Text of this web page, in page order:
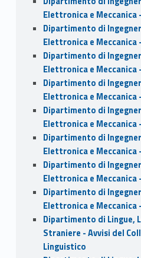
Elettronica e Meccanica
Dipartimento di
Elettronica e Meccanica
Dipartimento di
Elettronica e Meccanica
Dipartimento di
Elettronica e Meccanica
Dipartimento di
Elettronica e Meccanica
Dipartimento di
Elettronica e
Dipartimento di
Elettronica e
Dipartimento di
Elettronica e Meccanica
Dipartimento di Lingue,
Straniere - Avvisi del
Linguistico